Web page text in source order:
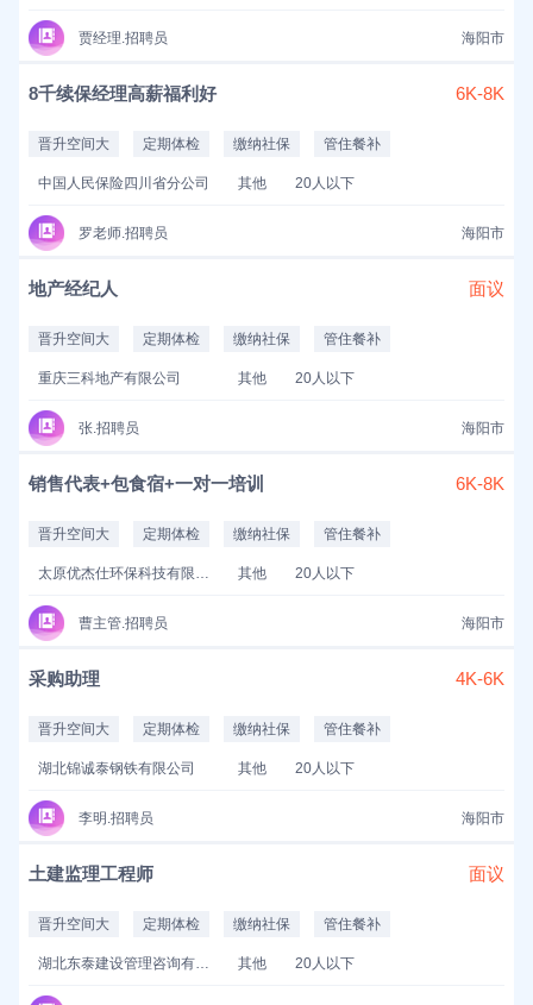
贾经理.招聘员 海阳市
8千续保经理高薪福利好 6K-8K
晋升空间大 定期体检 缴纳社保 管住餐补
中国人民保险四川省分公司 其他 20人以下
罗老师.招聘员 海阳市
地产经纪人 面议
晋升空间大 定期体检 缴纳社保 管住餐补
重庆三科地产有限公司 其他 20人以下
张.招聘员 海阳市
销售代表+包食宿+一对一培训 6K-8K
晋升空间大 定期体检 缴纳社保 管住餐补
太原优杰仕环保科技有限公司 其他 20人以下
曹主管.招聘员 海阳市
采购助理 4K-6K
晋升空间大 定期体检 缴纳社保 管住餐补
湖北锦诚泰钢铁有限公司 其他 20人以下
李明.招聘员 海阳市
土建监理工程师 面议
晋升空间大 定期体检 缴纳社保 管住餐补
湖北东泰建设管理咨询有限公司 其他 20人以下